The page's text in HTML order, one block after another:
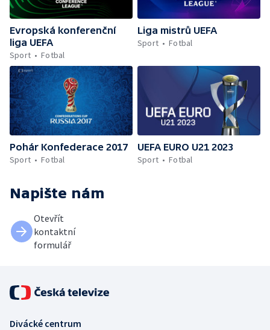
Evropská konferenční
liga UEFA
Sport
Fotbal
Liga mistrů UEFA
Sport
Fotbal
Pohár Konfederace 2017
Sport
Fotbal
UEFA EURO U21 2023
Sport
Fotbal
Napište nám
Otevřít
kontaktní
formulář
Divácké centrum